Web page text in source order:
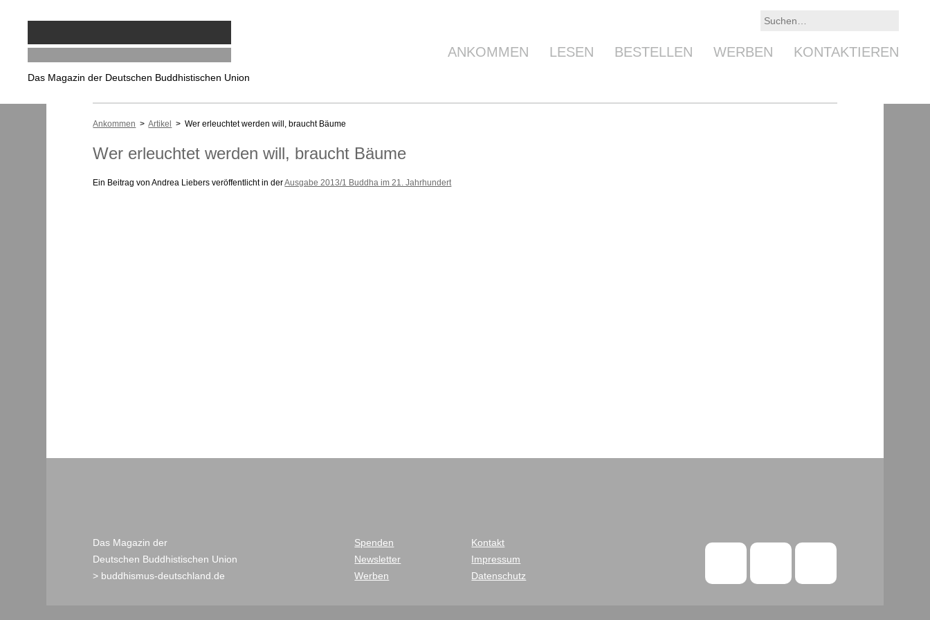
Das Magazin der Deutschen Buddhistischen Union
ANKOMMEN LESEN BESTELLEN WERBEN KONTAKTIEREN
Ankommen >Artikel > Wer erleuchtet werden will, braucht Bäume
Wer erleuchtet werden will, braucht Bäume
Ein Beitrag von Andrea Liebers veröffentlicht in derAusgabe 2013/1 Buddha im 21. Jahrhundert
Das Magazin der
Deutschen Buddhistischen Union
> buddhismus-deutschland.de
Spenden
Newsletter
Werben
Kontakt
Impressum
Datenschutz